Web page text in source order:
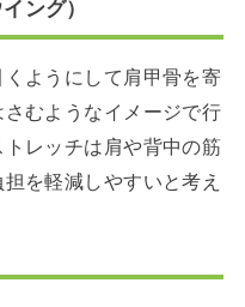
ング）
ようにして肩甲骨を寄
むようなイメージで行
レッチは肩や背中の筋
を軽減しやすいと考え